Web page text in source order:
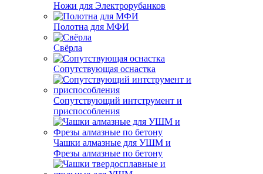
Ножи для Электрорубанков
Полотна для МФИ
Свёрла
Сопутствующая оснастка
Сопутствующий интструмент и
приспособления
Чашки алмазные для УШМ и
Фрезы алмазные по бетону